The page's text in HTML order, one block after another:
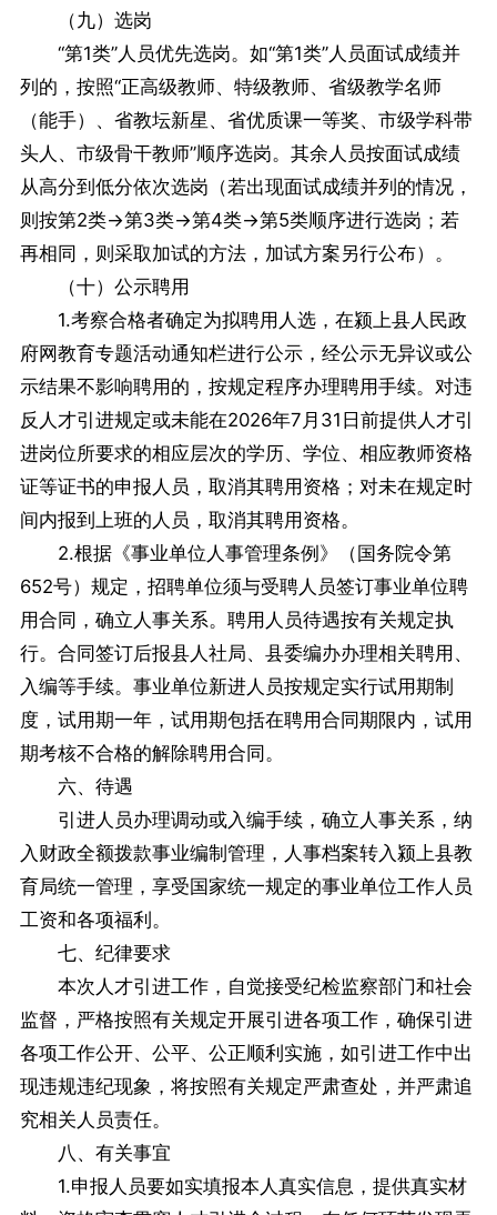
（九）选岗
“第1类”人员优先选岗。如“第1类”人员面试成绩并
列的，按照“正高级教师、特级教师、省级教学名师
（能手）、省教坛新星、省优质课一等奖、市级学科带
头人、市级骨干教师”顺序选岗。其余人员按面试成绩
从高分到低分依次选岗（若出现面试成绩并列的情况，
则按第2类→第3类→第4类→第5类顺序进行选岗；若
再相同，则采取加试的方法，加试方案另行公布）。
（十）公示聘用
1.考察合格者确定为拟聘用人选，在颍上县人民政
府网教育专题活动通知栏进行公示，经公示无异议或公
示结果不影响聘用的，按规定程序办理聘用手续。对违
反人才引进规定或未能在2026年7月31日前提供人才引
进岗位所要求的相应层次的学历、学位、相应教师资格
证等证书的申报人员，取消其聘用资格；对未在规定时
间内报到上班的人员，取消其聘用资格。
2.根据《事业单位人事管理条例》（国务院令第
652号）规定，招聘单位须与受聘人员签订事业单位聘
用合同，确立人事关系。聘用人员待遇按有关规定执
行。合同签订后报县人社局、县委编办办理相关聘用、
入编等手续。事业单位新进人员按规定实行试用期制
度，试用期一年，试用期包括在聘用合同期限内，试用
期考核不合格的解除聘用合同。
六、待遇
引进人员办理调动或入编手续，确立人事关系，纳
入财政全额拨款事业编制管理，人事档案转入颍上县教
育局统一管理，享受国家统一规定的事业单位工作人员
工资和各项福利。
七、纪律要求
本次人才引进工作，自觉接受纪检监察部门和社会
监督，严格按照有关规定开展引进各项工作，确保引进
各项工作公开、公平、公正顺利实施，如引进工作中出
现违规违纪现象，将按照有关规定严肃查处，并严肃追
究相关人员责任。
八、有关事宜
1.申报人员要如实填报本人真实信息，提供真实材